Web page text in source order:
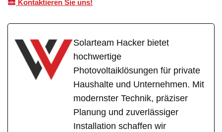
Kontaktieren Sie uns!
Solarteam Hacker bietet
hochwertige
Photovoltaiklösungen für private
Haushalte und Unternehmen. Mit
modernster Technik, präziser
Planung und zuverlässiger
Installation schaffen wir